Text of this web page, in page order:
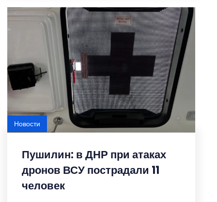
Пушилин: в ДНР при атаках
дронов ВСУ пострадали 11
человек
Новости